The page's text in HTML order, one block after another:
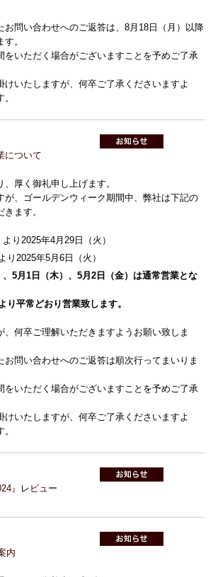
お問い合わせへのご返答は、8月18日（月）以降
。
をいただく場合がございますことを予めご了承
けいたしますが、何卒ご了承くださいますよ
について
厚く御礼申し上げます。
が、ゴールデンウィーク期間中、弊社は下記の
ます。
り2025年4月29日（火）
り2025年5月6日（火）
5月1日（木）、5月2日（金）は通常営業とな
平常どおり営業致します。
、何卒ご理解いただきますようお願い致しま
お問い合わせへのご返答は順次行ってまいりま
をいただく場合がございますことを予めご了承
けいたしますが、何卒ご了承くださいますよ
』レビュー
内